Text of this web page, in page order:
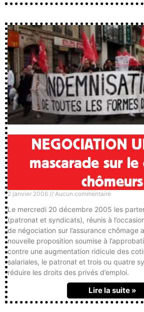
NEGOCIATION
mascarade sur
chômeurs
2 janvier 2006 Aucun commentaire
Le mercredi 20 décembre 2005 les
(patronat et syndicats), réunis à
de négociation sur l’assurance chômage
nouvelle proposition soumise à
contre une augmentation ridicule des
salariales, le patronat et trois ou quatre
réduire les droits des privés d’emploi.
Lire la suite »